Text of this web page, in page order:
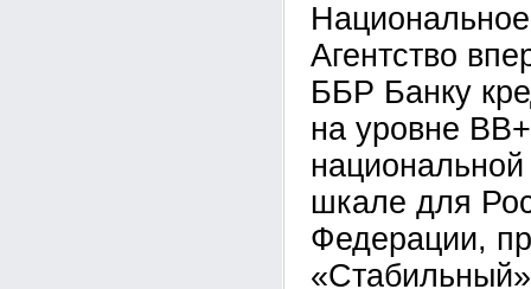
Агентство
ББР Банку
на уровне
национальной
шкале для
Федерации,